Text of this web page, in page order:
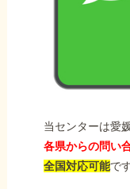
当センターは愛
各県からの問い
全国対応可能です